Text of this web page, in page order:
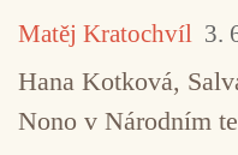
Matěj Kratochvíl 3.
Hana Kotková,
Nono v Národním